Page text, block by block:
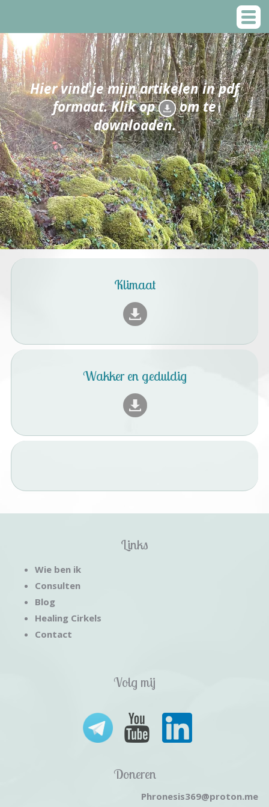
Hier vind je mijn artikelen in pdf
formaat. Klik op
om te
downloaden.
Klimaat
Wakker en geduldig
Links
Wie ben ik
Consulten
Blog
Healing Cirkels
Contact
Volg mij
Doneren
Phronesis369@proton.me